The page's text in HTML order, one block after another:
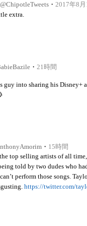
@ChipotleTweets ・2017年8月
extra.
・21時間
guy into sharing his Disney+
・ 15時間
top selling artists of all
told by two dudes who
perform those songs.
https://twitter.com/